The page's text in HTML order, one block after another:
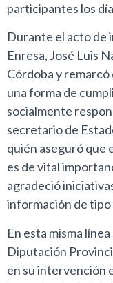
participantes los
Durante el acto de
Enresa, José Luis
Córdoba y remarcó
una forma de
socialmente
secretario de
quién aseguró que
es de vital
agradeció
información de tipo
En esta misma
Diputación
en su intervención